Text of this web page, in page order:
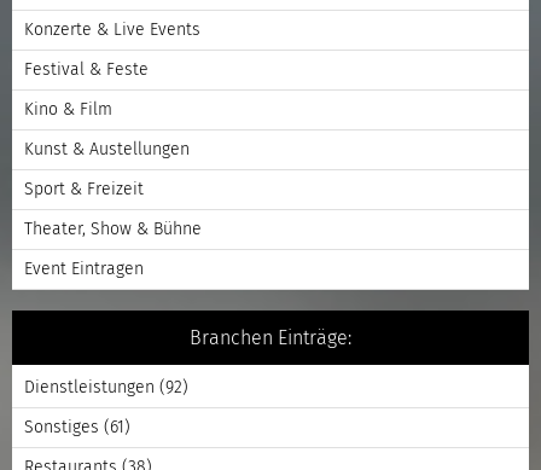
Konzerte & Live Events
Festival & Feste
Kino & Film
Kunst & Austellungen
Sport & Freizeit
Theater, Show & Bühne
Event Eintragen
Branchen Einträge:
Dienstleistungen (92)
Sonstiges (61)